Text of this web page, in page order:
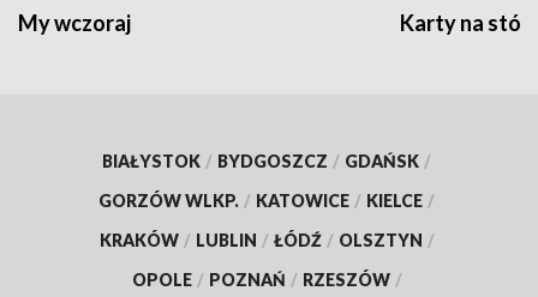
My wczoraj Karty na
BIAŁYSTOK / BYDGOSZCZ / GDAŃSK /
GORZÓW WLKP. / KATOWICE / KIELCE /
KRAKÓW / LUBLIN / ŁÓDŹ / OLSZTYN /
OPOLE / POZNAŃ / RZESZÓW /